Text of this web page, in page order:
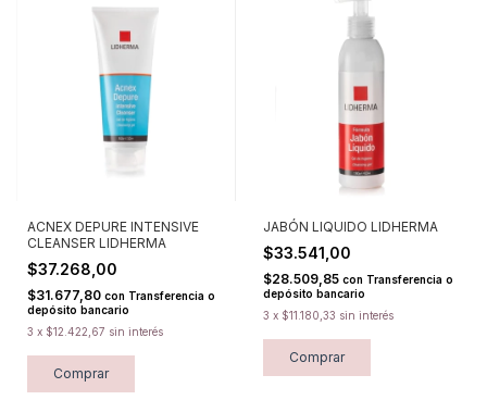
ACNEX DEPURE INTENSIVE
CLEANSER LIDHERMA
$37.268,00
$31.677,80 con Transferencia o
depósito bancario
3 x $12.422,67 sin interés
Comprar
JABÓN LIQUIDO LIDHERMA
$33.541,00
$28.509,85 con Transferencia o
depósito bancario
3 x $11.180,33 sin interés
Comprar